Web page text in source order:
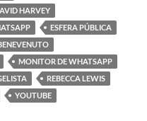
HARVEY
ESFERA PÚBLICA
MONITOR DE WHATSAPP
REBECCA LEWIS
YOUTUBE